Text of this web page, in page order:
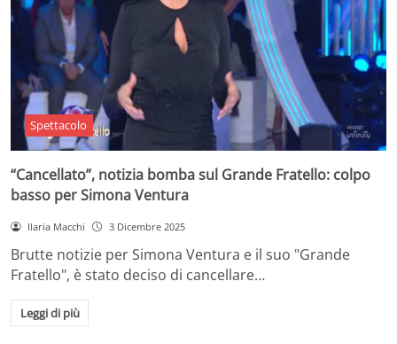
Spettacolo
“Cancellato”, notizia bomba sul Grande Fratello: colpo
basso per Simona Ventura
Ilaria Macchi 3 Dicembre 2025
Brutte notizie per Simona Ventura e il suo "Grande
Fratello", è stato deciso di cancellare…
Leggi di più